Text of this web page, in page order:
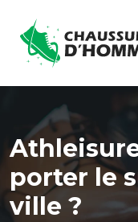
porter le
ville ?